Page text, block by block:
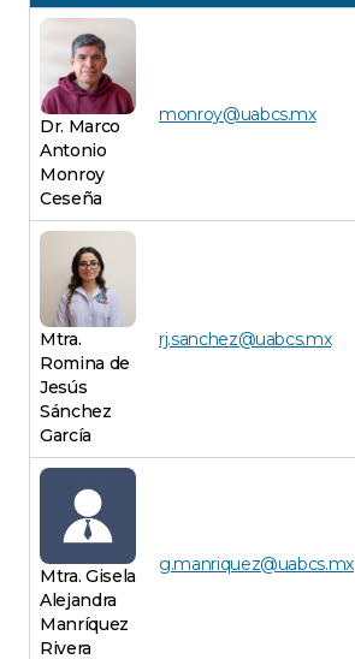
Dr. Marco
Antonio
Monroy
Ceseña
monroy@uabcs.mx
Mtra.
Romina de
Jesús
Sánchez
García
rj.sanchez@uabcs.mx
Mtra. Gisela
Alejandra
Manríquez
Rivera
g.manriquez@uabcs.mx